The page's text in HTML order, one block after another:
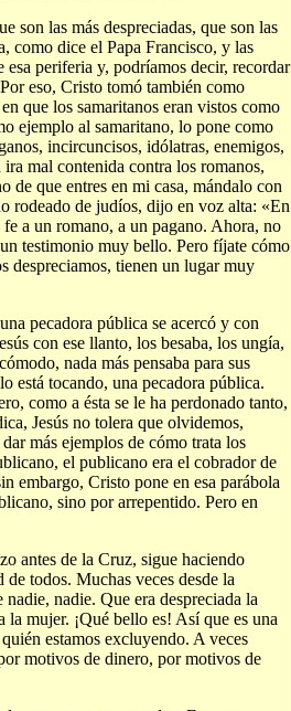
son las más despreciadas, que son las
como dice el Papa Francisco, y las
periferia y, podríamos decir, recordar
eso, Cristo tomó también como
que los samaritanos eran vistos como
ejemplo al samaritano, lo pone como
incircuncisos, idólatras, enemigos,
mal contenida contra los romanos,
que entres en mi casa, mándalo con
rodeado de judíos, dijo en voz alta: «En
a un romano, a un pagano. Ahora, no
testimonio muy bello. Pero fíjate cómo
despreciamos, tienen un lugar muy
pecadora pública se acercó y con
con ese llanto, los besaba, los ungía,
nada más pensaba para sus
está tocando, una pecadora pública.
como a ésta se le ha perdonado tanto,
Jesús no tolera que olvidemos,
más ejemplos de cómo trata los
el publicano era el cobrador de
embargo, Cristo pone en esa parábola
sino por arrepentido. Pero en
antes de la Cruz, sigue haciendo
todos. Muchas veces desde la
nadie. Que era despreciada la
la mujer. ¡Qué bello es! Así que es una
estamos excluyendo. A veces
motivos de dinero, por motivos de